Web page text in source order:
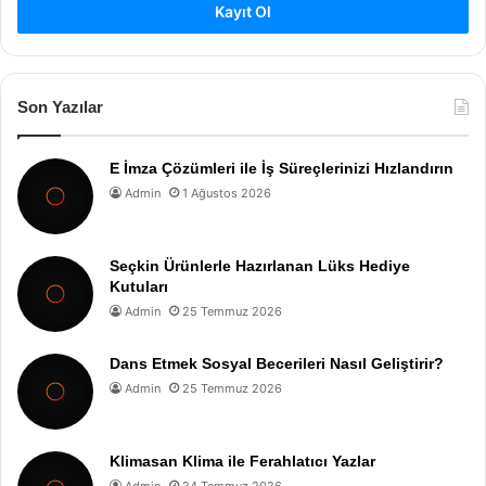
Kayıt Ol
Son Yazılar
E İmza Çözümleri ile İş Süreçlerinizi Hızlandırın
Admin 1 Ağustos 2026
Seçkin Ürünlerle Hazırlanan Lüks Hediye
Kutuları
Admin 25 Temmuz 2026
Dans Etmek Sosyal Becerileri Nasıl Geliştirir?
Admin 25 Temmuz 2026
Klimasan Klima ile Ferahlatıcı Yazlar